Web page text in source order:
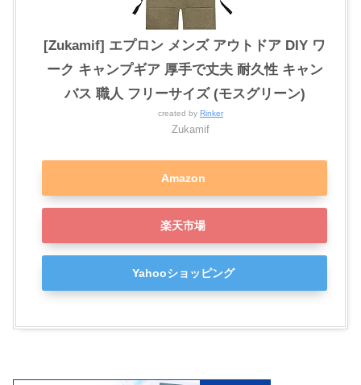
[Zukamif] エプロン メンズ アウトドア DIY ワ
ーク キャンプギア 厚手で丈夫 耐久性 キャン
バス 職人 フリーサイズ (モスグリーン)
created by Rinker
Zukamif
Amazon
楽天市場
Yahooショッピング